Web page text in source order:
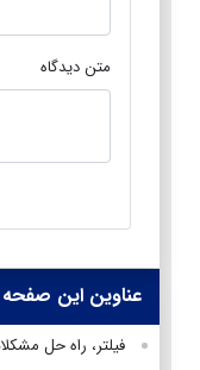
متن دیدگاه
عناوین این صفحه
فیلتر، راه حل